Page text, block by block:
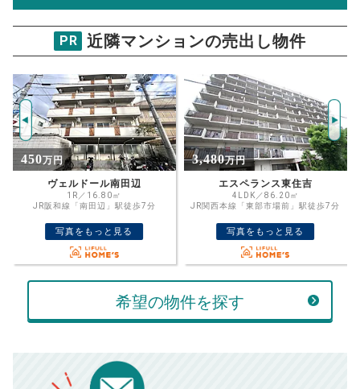
物件価格
万円
ご希望の
返済期間
住宅ローン
金利
%
ボーナス
返済金額
万円
万円
返済シミュレーション計算結果
パークハイム田辺
試算条件 69㎡・6階
推定売却価格：3073万円
資金計画のために査定額や希望売却価
格を入力して活用するのもおすすめ◎
売却価格
計算する
00万円
PR 近隣マンションの売出し物件
3,480 万円
エスペランス東住吉
4LDK／86.20㎡
JR関西本線「東部市場前」駅徒歩7分
写真をもっと見る
3,890万円
ラフェスト天王寺東
2LDK／72.45㎡
JR関西本線「東部市場前」駅徒歩9分
写真をもっと見る
希望の物件を探す